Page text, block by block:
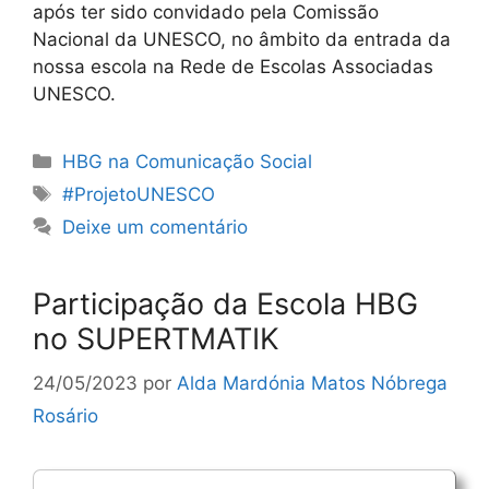
após ter sido convidado pela Comissão
Nacional da UNESCO, no âmbito da entrada da
nossa escola na Rede de Escolas Associadas
UNESCO.
Categorias
HBG na Comunicação Social
Etiquetas
#ProjetoUNESCO
Deixe um comentário
Participação da Escola HBG
no SUPERTMATIK
24/05/2023 por Alda Mardónia Matos Nóbrega
Rosário